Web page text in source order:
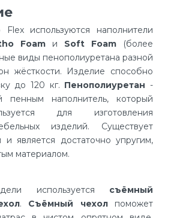
используются наполнители
Foam и Soft Foam (более
виды пенополиуретана разной
жёсткости. Изделие способно
до 120 кг. Пенополиуретан -
пенным наполнитель, который
для изготовления
изделий. Существует
и является достаточно упругим,
материалом.
используется съёмный
. Съёмный чехолпоможет